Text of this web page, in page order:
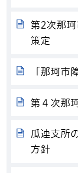
第2次那
策定
「那珂市
第４次那
瓜連支所
方針